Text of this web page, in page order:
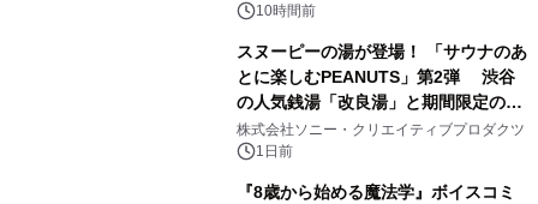
るパッケージ～ 9月1日(火)秋田県内で
10時間前
スヌーピーの湯が登場！ 「サウナのあ
とに楽しむPEANUTS」第2弾 渋谷
の人気銭湯「改良湯」と期間限定のコ
ラボレーション サウナイキタイコラ
ボグッズも発売決定！
株式会社ソニー・クリエイティブプロダクツ
1日前
『8歳から始める魔法学』ボイスコミ